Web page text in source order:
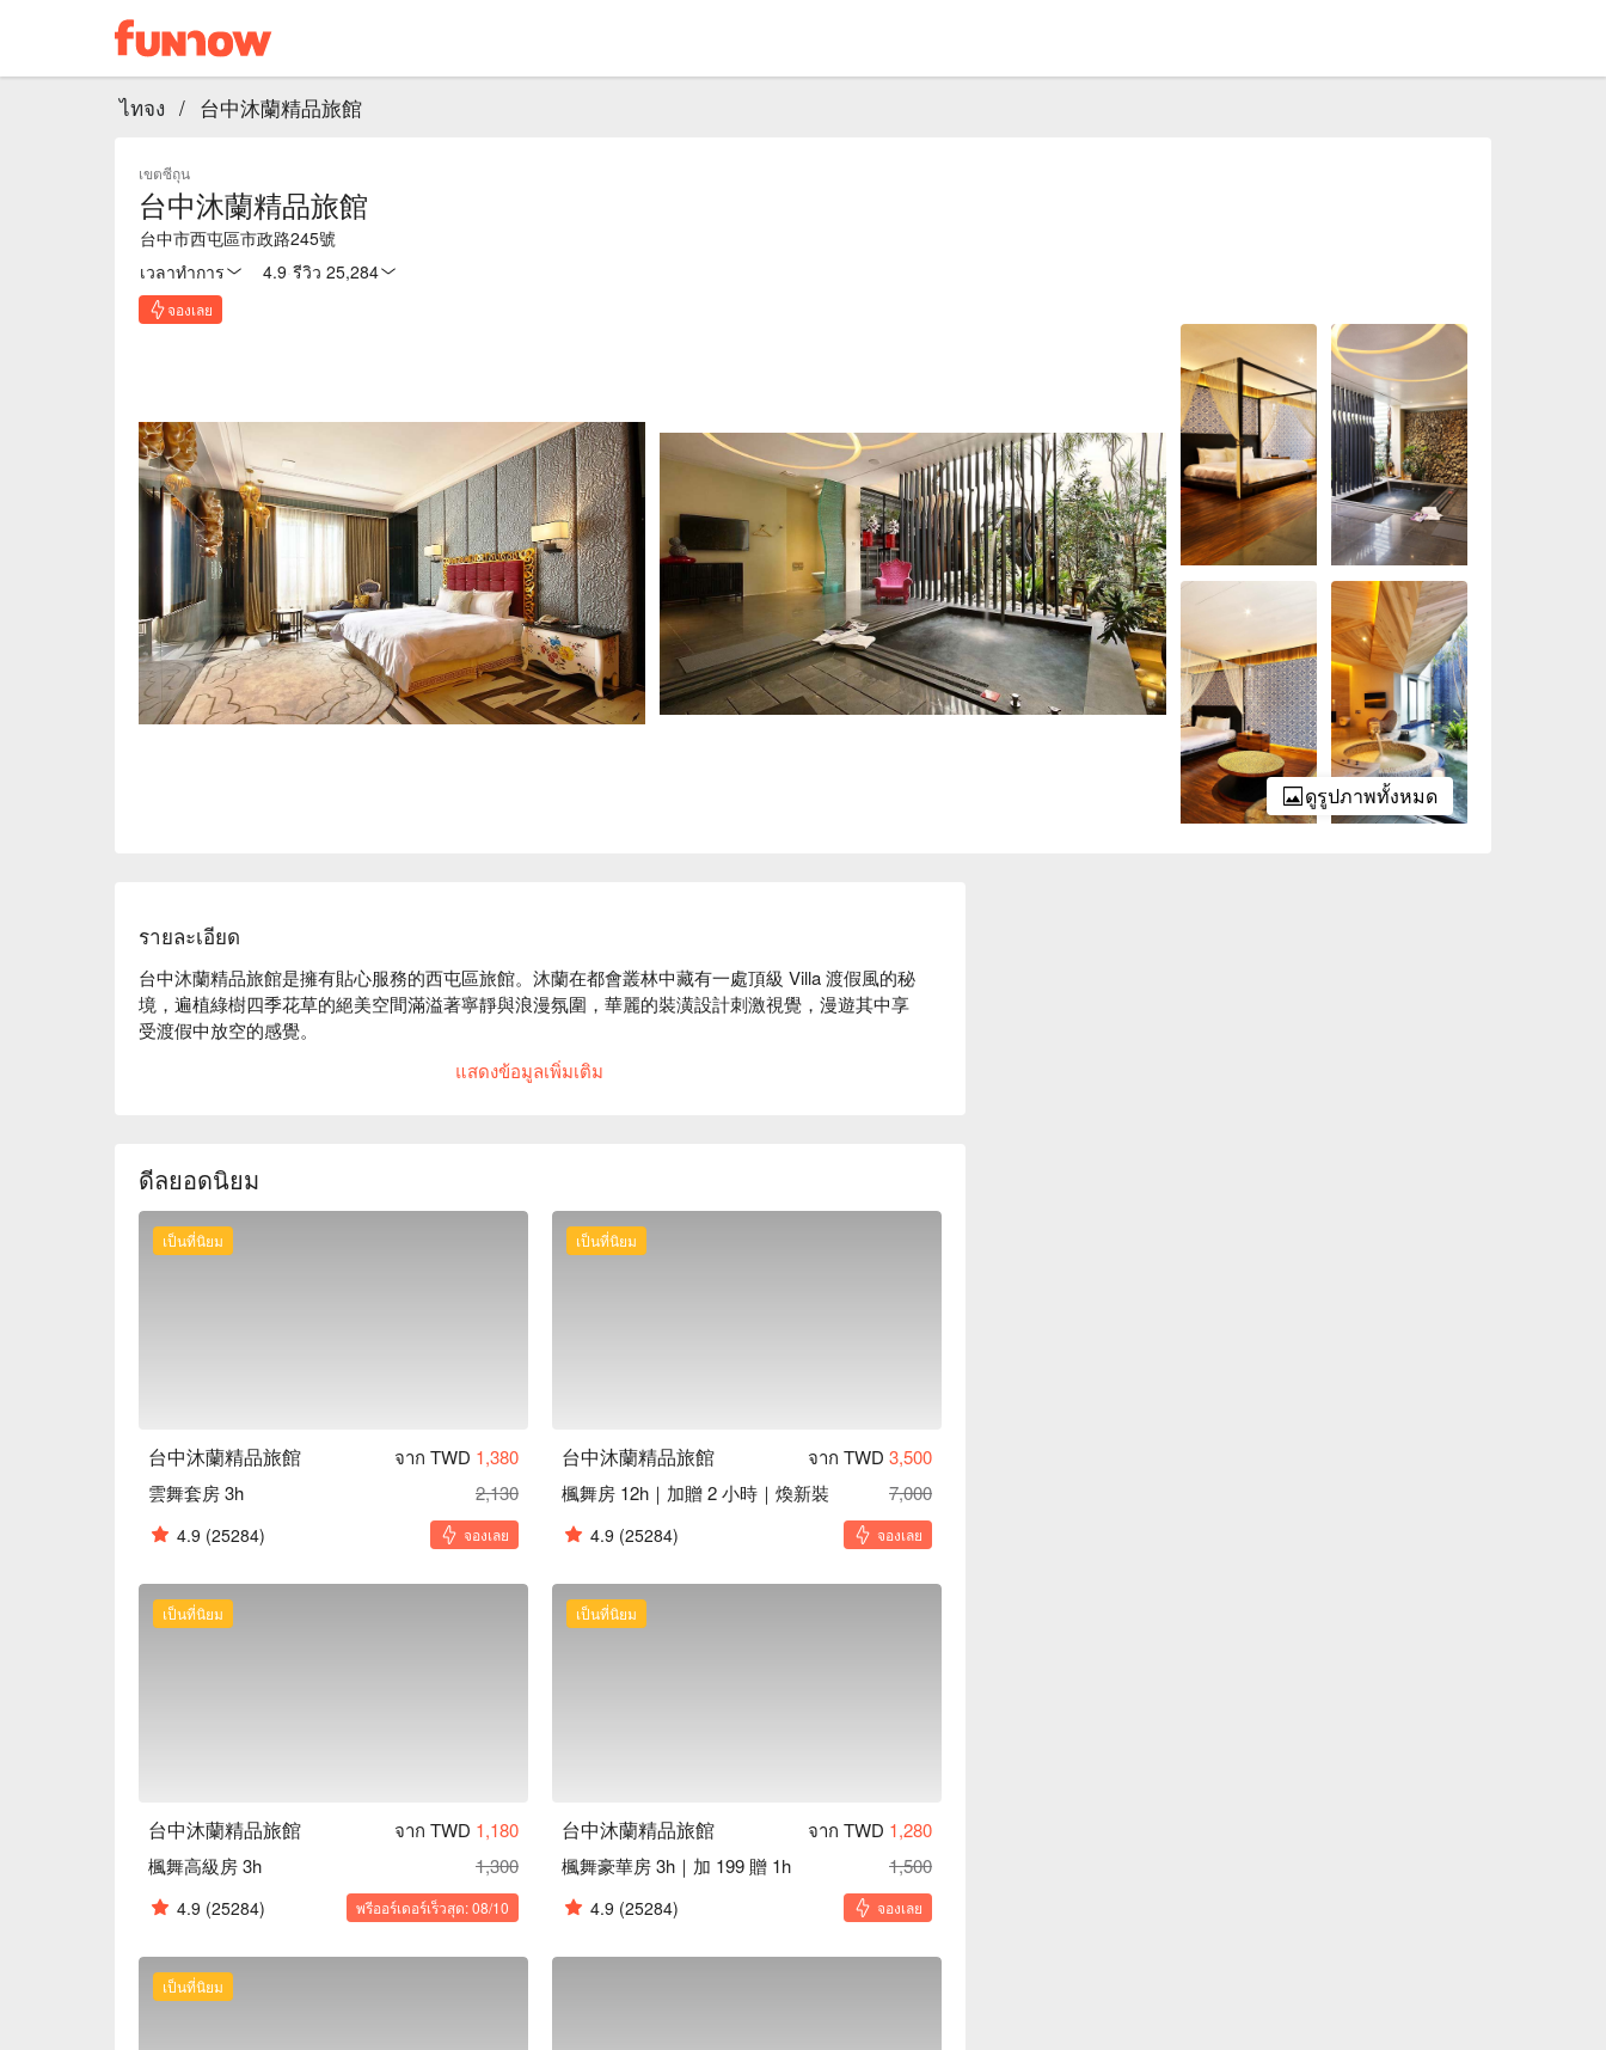
ไทจง / 台中沐蘭精品旅館
เขตซีถุน
台中沐蘭精品旅館
台中市西屯區市政路245號
เวลาทำการ
4.9 รีวิว 25,284
จองเลย
ดูรูปภาพทั้งหมด
รายละเอียด
台中沐蘭精品旅館是擁有貼心服務的西屯區旅館。沐蘭在都會叢林中藏有一處頂級 Villa 渡假風的秘
境，遍植綠樹四季花草的絕美空間滿溢著寧靜與浪漫氛圍，華麗的裝潢設計刺激視覺，漫遊其中享
受渡假中放空的感覺。
沐蘭精品旅館評價：Google 4.2 星、平台 4.9 星好評推薦
沐蘭精品旅館推薦：近高鐵台中站，車程約 10 分鐘即可抵達，距離台中火車站有 20 分鐘車程，比
แสดงข้อมูลเพิ่มเติม
ดีลยอดนิยม
เป็นที่นิยม
台中沐蘭精品旅館 จาก TWD 1,380
雲舞套房 3h
2,130
4.9 (25284) จองเลย
เป็นที่นิยม
台中沐蘭精品旅館 จาก TWD 3,500
楓舞房 12h｜加贈 2 小時｜煥新裝
7,000
4.9 (25284) จองเลย
เป็นที่นิยม
台中沐蘭精品旅館 จาก TWD 1,180
楓舞高級房 3h
1,300
4.9 (25284) พรีออร์เดอร์เร็วสุด: 08/10
เป็นที่นิยม
台中沐蘭精品旅館 จาก TWD 1,280
楓舞豪華房 3h｜加 199 贈 1h
1,500
4.9 (25284) จองเลย
เป็นที่นิยม